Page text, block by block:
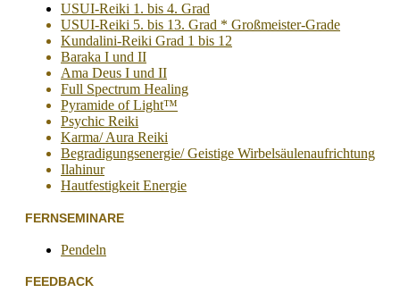
USUI-Reiki 1. bis 4. Grad
USUI-Reiki 5. bis 13. Grad * Großmeister-Grade
Kundalini-Reiki Grad 1 bis 12
Baraka I und II
Ama Deus I und II
Full Spectrum Healing
Pyramide of Light™
Psychic Reiki
Karma/ Aura Reiki
Begradigungsenergie/ Geistige Wirbelsäulenaufrichtung
Ilahinur
Hautfestigkeit Energie
FERNSEMINARE
Pendeln
FEEDBACK